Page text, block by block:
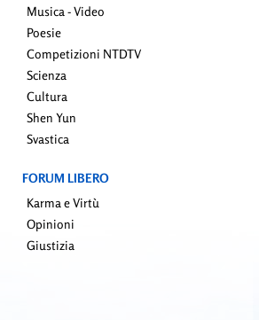
Musica - Video
Poesie
Competizioni NTDTV
Scienza
Cultura
Shen Yun
Svastica
FORUM LIBERO
Karma e Virtù
Opinioni
Giustizia